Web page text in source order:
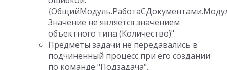
Значение не является значением
объектного типа (Количество)".
Предметы задачи не передавались в
подчиненный процесс при его создании
по команде "Подзадача".